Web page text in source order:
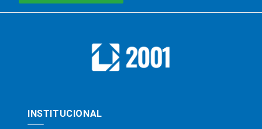
INSTITUCIONAL